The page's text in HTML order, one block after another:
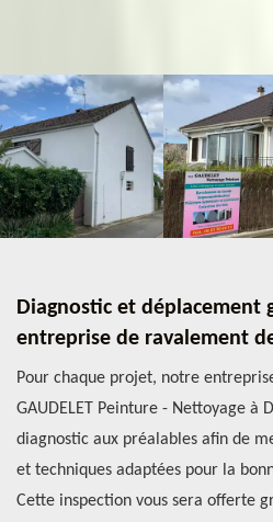
Diagnostic et déplacement
entreprise de ravalement
Pour chaque projet, notre
GAUDELET Peinture - Nettoyage à
diagnostic aux préalables afin de
et techniques adaptées pour la
Cette inspection vous sera offerte